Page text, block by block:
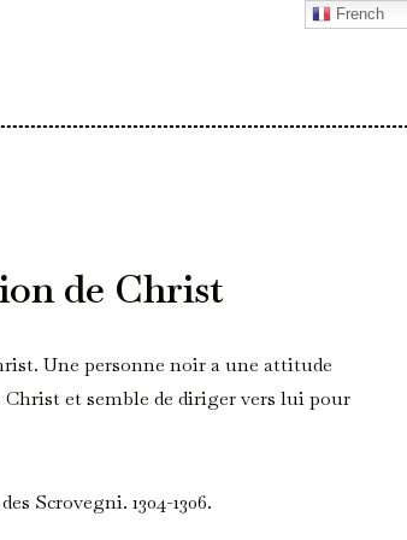
de Christ
Une personne noir a une attitude
Christ et semble de diriger vers lui pour
Scrovegni. 1304-1306.
French